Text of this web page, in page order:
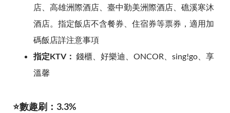
店、高雄洲際酒店、臺中勤美洲際酒店、礁溪寒沐
酒店。指定飯店不含餐券、住宿券等票券，適用加
碼飯店詳注意事項
指定KTV： 錢櫃、好樂迪、ONCOR、sing!go、享
溫馨
⭐數趣刷：3.3%